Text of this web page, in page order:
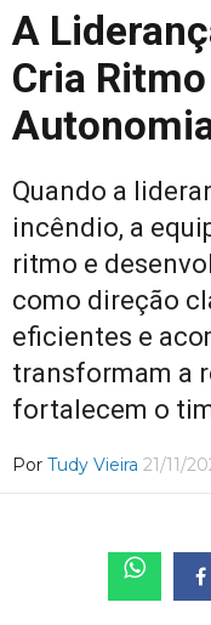
A
Cria
Quando a
incêndio, a
ritmo e
como direção
eficientes e
transformam a
fortalecem o
Por Tudy Vieira 21/11/